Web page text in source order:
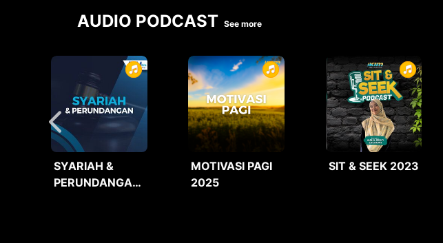
AUDIO PODCAST See more
SYARIAH &
PERUNDANGAN
MOTIVASI PAGI
2025
SIT & SEEK 2023